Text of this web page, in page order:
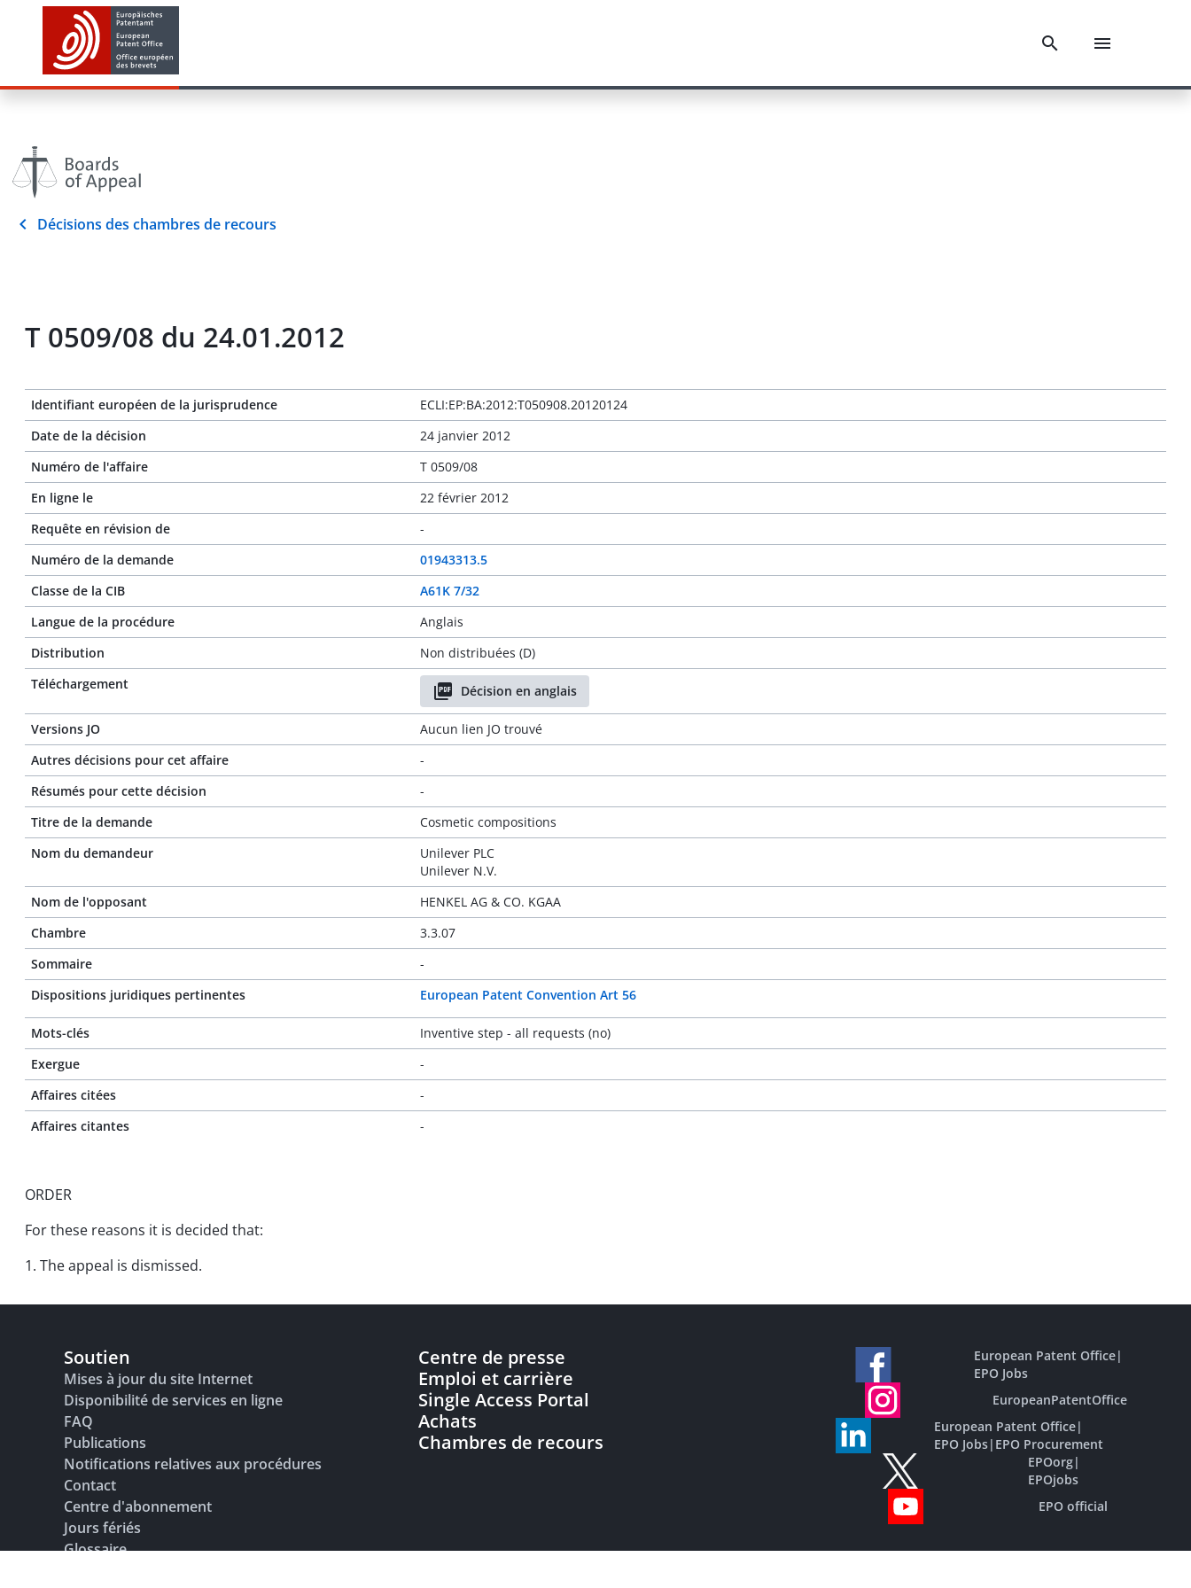
Décisions des chambres de recours
T 0509/08 du 24.01.2012
Identifiant européen de la jurisprudence
ECLI:EP:BA:2012:T050908.20120124
Date de la décision
24 janvier 2012
Numéro de l'affaire
T 0509/08
En ligne le
22 février 2012
Requête en révision de
-
Numéro de la demande
01943313.5
Classe de la CIB
A61K 7/32
Langue de la procédure
Anglais
Distribution
Non distribuées (D)
Téléchargement
Décision en anglais
Versions JO
Aucun lien JO trouvé
Autres décisions pour cet affaire
-
Résumés pour cette décision
-
Titre de la demande
Cosmetic compositions
Nom du demandeur
Unilever PLC
Unilever N.V.
Nom de l'opposant
HENKEL AG & CO. KGAA
Chambre
3.3.07
Sommaire
-
Dispositions juridiques pertinentes
European Patent Convention Art 56
Mots-clés
Inventive step - all requests (no)
Exergue
-
Affaires citées
-
Affaires citantes
-
ORDER
For these reasons it is decided that:
1. The appeal is dismissed.
Soutien
Mises à jour du site Internet
Disponibilité de services en ligne
FAQ
Publications
Notifications relatives aux procédures
Contact
Centre d'abonnement
Jours fériés
Glossaire
Centre de presse
Emploi et carrière
Single Access Portal
Achats
Chambres de recours
European Patent Office|
EPO Jobs
EuropeanPatentOffice
European Patent Office|
EPO Jobs| EPO Procurement
EPOorg|
EPOjobs
EPO official